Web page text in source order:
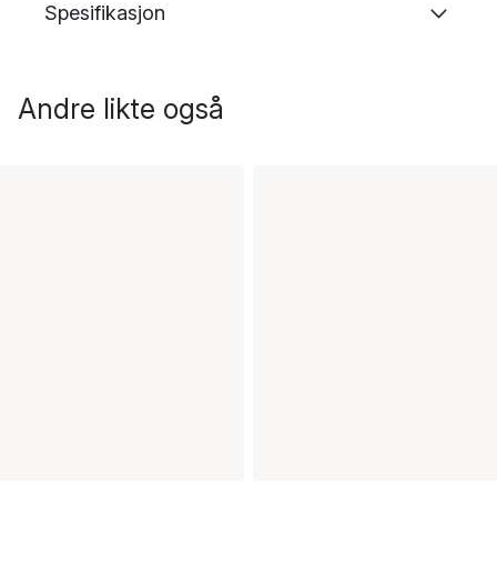
Spesifikasjon
Andre likte også